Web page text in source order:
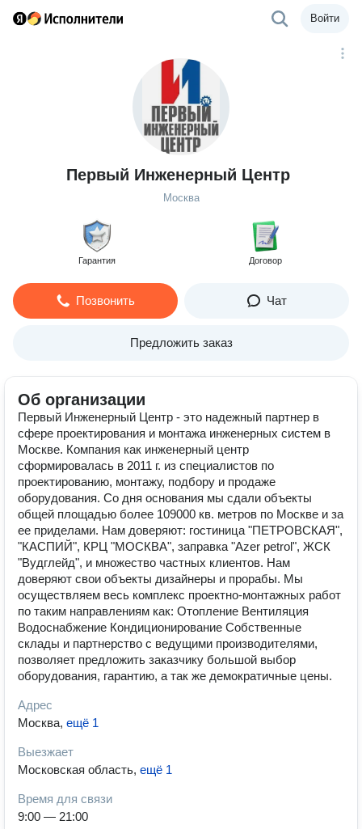
Войти
Первый Инженерный Центр
Москва
Гарантия Договор
Позвонить Чат
Предложить заказ
Об организации
Первый Инженерный Центр - это надежный партнер в
сфере проектирования и монтажа инженерных систем в
Москве. Компания как инженерный центр
сформировалась в 2011 г. из специалистов по
проектированию, монтажу, подбору и продаже
оборудования. Со дня основания мы сдали объекты
общей площадью более 109000 кв. метров по Москве и за
ее приделами. Нам доверяют: гостиница "ПЕТРОВСКАЯ",
"КАСПИЙ", КРЦ "МОСКВА", заправка "Azer petrol", ЖСК
"Вудглейд", и множество частных клиентов. Нам
доверяют свои объекты дизайнеры и прорабы. Мы
осуществляем весь комплекс проектно-монтажных работ
по таким направлениям как: Отопление Вентиляция
Водоснабжение Кондиционирование Собственные
склады и партнерство с ведущими производителями,
позволяет предложить заказчику большой выбор
оборудования, гарантию, а так же демократичные цены.
Адрес
Москва, ещё 1
Выезжает
Московская область, ещё 1
Время для связи
9:00 — 21:00